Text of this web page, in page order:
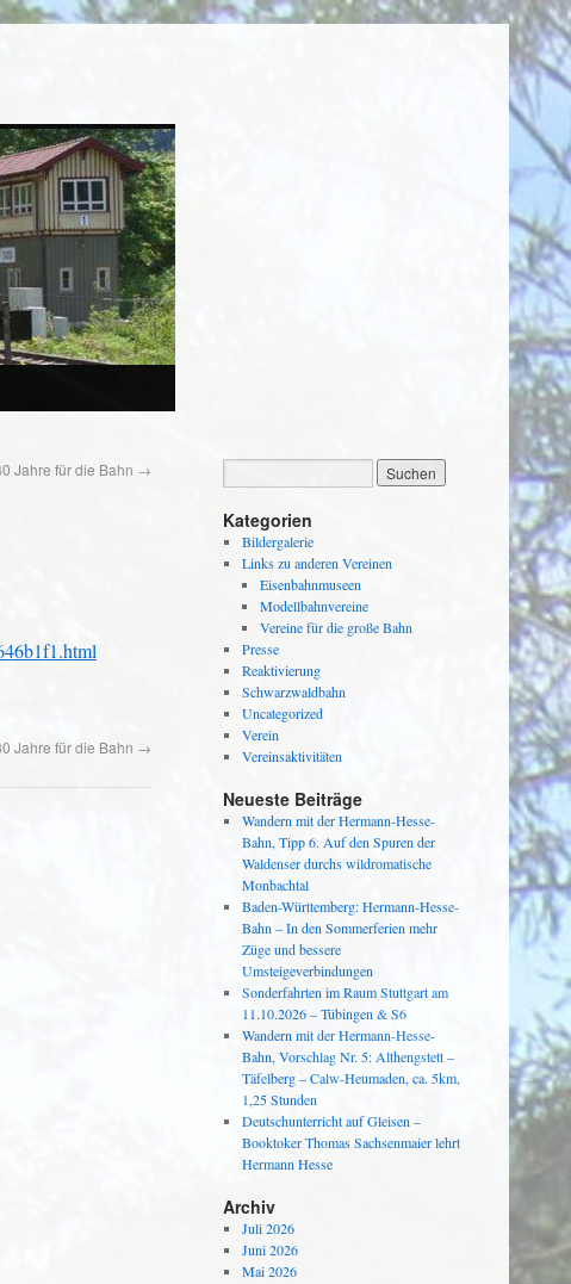
Jahre für die Bahn →
Jahre für die Bahn →
Kategorien
Bildergalerie
Links zu anderen Vereinen
Eisenbahnmuseen
Modellbahnvereine
Vereine für die große Bahn
Presse
Reaktivierung
Schwarzwaldbahn
Uncategorized
Verein
Vereinsaktivitäten
Neueste Beiträge
Wandern mit der Hermann-Hesse-
Bahn, Tipp 6. Auf den Spuren der
Waldenser durchs wildromatische
Monbachtal
Baden-Württemberg: Hermann-Hesse-
Bahn – In den Sommerferien mehr
Züge und bessere
Umsteigeverbindungen
Sonderfahrten im Raum Stuttgart am
11.10.2026 – Tübingen & S6
Wandern mit der Hermann-Hesse-
Bahn, Vorschlag Nr. 5: Althengstett –
Täfelberg – Calw-Heumaden, ca. 5km,
1,25 Stunden
Deutschunterricht auf Gleisen –
Booktoker Thomas Sachsenmaier lehrt
Hermann Hesse
Archiv
Juli 2026
Juni 2026
Mai 2026